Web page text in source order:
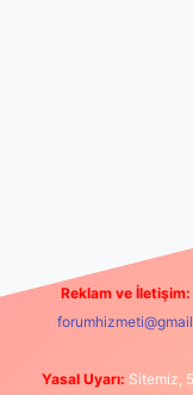
Reklam ve İletişim:
Yasal Uyarı: Sitemiz,